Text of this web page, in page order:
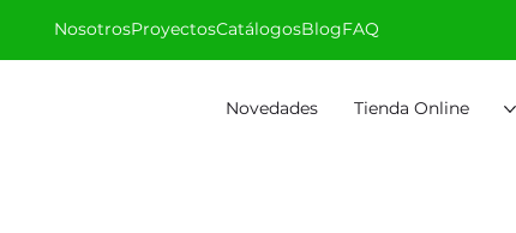
Novedades Tienda Online
NosotrosProyectosCatálogosBlogFAQ